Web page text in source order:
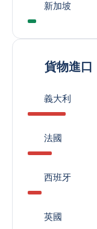
新加坡
貨物進口
義大利
法國
西班牙
英國